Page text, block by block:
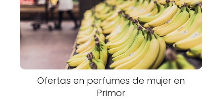
Ofertas en perfumes de mujer en
Primor